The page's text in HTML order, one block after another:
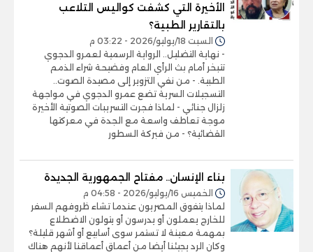
الأخيرة التي كشفت كواليس التلاعب
بالتقارير الطبية؟
السبت 18/يوليو/2026 - 03:22 م
- نهاية التضليل.. الرواية الرسمية لعمرو الدجوي
تتبخر أمام بث الرأي العام وفضيحة شراء الذمم
الطبية. - من نفي التزوير إلى مصيدة الصوت..
التسجيلات السرية تضع عمرو الدجوي في مواجهة
زلزال جنائي - لماذا فجرت التسريبات الصوتية الأخيرة
موجة تعاطف واسعة مع الجدة في معركتها
القضائية؟ - من فبركة السطور
بناء الإنسان.. مفتاح الجمهورية الجديدة
الخميس 16/يوليو/2026 - 04:58 م
لماذا يتفوق المصريون عندما تشاء ظروفهم السفر
للخارج يعملون أو يدرسون أو يتولون الاضطلاع
بمهمة معينة لا تستمر سوى أسابيع أو أشهر قليلة؟
وكان الرد يجيئنا أيضا من أعماق أعماقنا لأنهم هناك